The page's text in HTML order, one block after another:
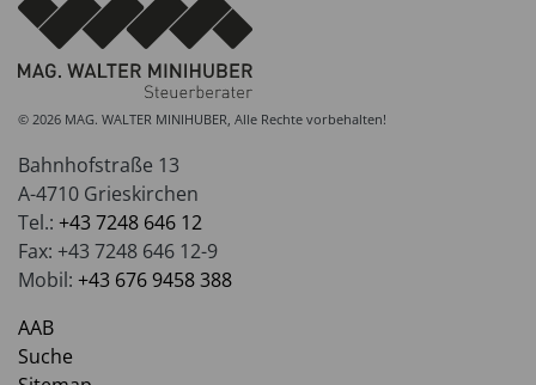
© 2026 MAG. WALTER MINIHUBER, Alle Rechte vorbehalten!
Bahnhofstraße 13
A-4710 Grieskirchen
Tel.: +43 7248 646 12
Fax: +43 7248 646 12-9
Mobil: +43 676 9458 388
AAB
Suche